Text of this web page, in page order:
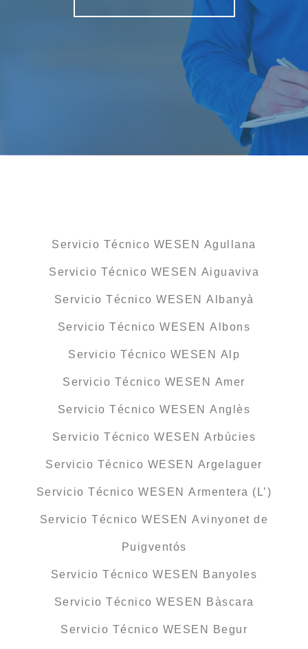
Servicio Técnico WESEN Agullana
Servicio Técnico WESEN Aiguaviva
Servicio Técnico WESEN Albanyà
Servicio Técnico WESEN Albons
Servicio Técnico WESEN Alp
Servicio Técnico WESEN Amer
Servicio Técnico WESEN Anglès
Servicio Técnico WESEN Arbúcies
Servicio Técnico WESEN Argelaguer
Servicio Técnico WESEN Armentera (L’)
Servicio Técnico WESEN Avinyonet de
Puigventós
Servicio Técnico WESEN Banyoles
Servicio Técnico WESEN Bàscara
Servicio Técnico WESEN Begur